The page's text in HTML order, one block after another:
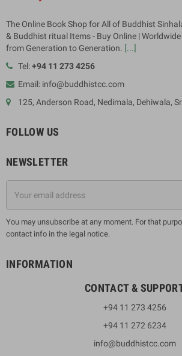
The Online Book Shop for All of Buddhist
& Buddhist ritual Items - Buy Online |
from Generation to Generation. [...]
Tel:+94 11 273 4256
Email: info@buddhistcc.com
125, Anderson Road, Nedimala, Dehiwala,
FOLLOW US
NEWSLETTER
You may unsubscribe at any moment. For that
contact info in the legal notice.
INFORMATION
CONTACT &
+94 11 273 4256
+94 11 272 6234
info@buddhistcc.com